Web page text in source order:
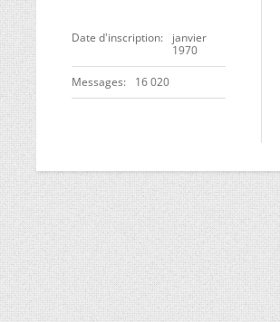
Date d'inscription
janvier
1970
Messages 16 020